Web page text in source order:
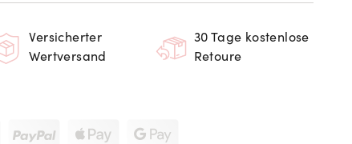
Versicherter
Wertversand
30 Tage kostenlose
Retoure